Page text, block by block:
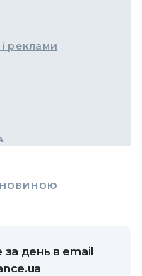
реклами
НОВИНОЮ
день в email